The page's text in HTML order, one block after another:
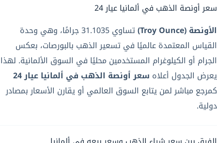
سعر أونصة الذهب في ألمانيا عيار 24
الأونصة (Troy Ounce)
تساوي 31.1035 جرامًا، وهي وحدة
القياس المعتمدة عالميًا في تسعير الذهب بالبورصات، بعكس
الجرام أو الكيلوغرام المستخدمين محليًا في السوق الألمانية. لهذا
يعرض الجدول أعلاه سعر أونصة الذهب في ألمانيا عيار 24
كمرجع مباشر لمن يتابع السوق العالمي أو يقارن الأسعار بمصادر
دولية.